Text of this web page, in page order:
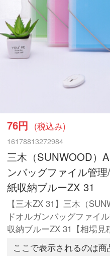
76円 (税込み)
16178813272984
三木（SUNWOOD）
ンバッグファイル管
紙収納ブルーZX 31
【三木ZX 31】三木（
ドオルガンバッグファイ
収納ブルーZX 31【相場見
ここで表示されるのは